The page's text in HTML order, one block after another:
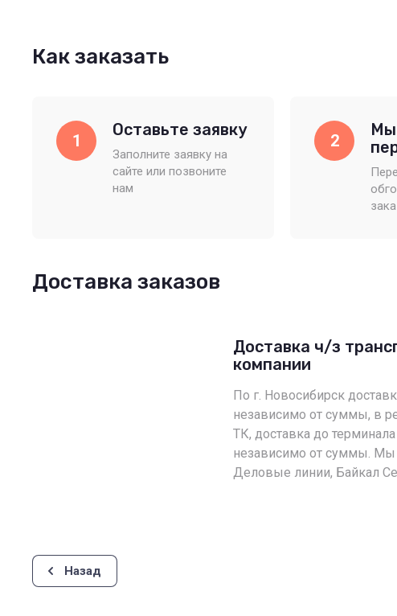
Как заказать
1
Оставьте заявку
Заполните заявку на
сайте или позвоните
нам
2
Мы
Доставка заказов
Доставка ч/з
компании
По г. Новосибирск
независимо от суммы, в
ТК, доставка до
независимо от суммы. Мы
Деловые линии, Байкал
Назад